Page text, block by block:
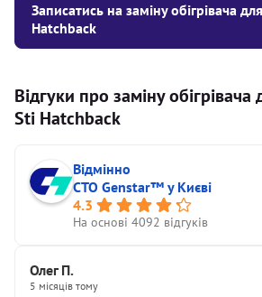
Записатись на заміну обігрівача
Hatchback
Відгуки про заміну
Sti Hatchback
Відмінно
СТО Genstar™ у Києві
4.3
На основі 4092 відгуків
Олег П.
5 місяців тому